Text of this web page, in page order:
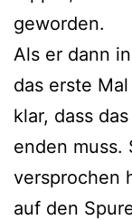
geworden.
Als er dann
das erste
klar, dass
enden muss.
versprochen
auf den